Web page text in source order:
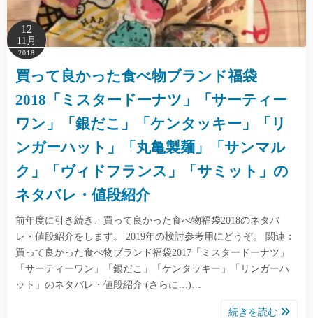
12
11月
2018
買って良かった食べ物ブランド福袋
2018「ミスタードーナツ」「サーティー
ワン」「銀だこ」「ケンタッキー」「リ
ンガーハット」「丸亀製麺」「サンマル
ク」「ヴィドフランス」「サミット」の
ネタバレ・値段紹介
前年度に引き続き、買って良かった食べ物福袋2018のネタバ
レ・値段紹介をします。 2019年の検討参考用にどうぞ。 関連：
買って良かった食べ物ブランド福袋2017「ミスタードーナツ」
「サーティーワン」「銀だこ」「ケンタッキー」「リンガーハ
ット」のネタバレ・値段紹介 (さらに…)…
続きを読む